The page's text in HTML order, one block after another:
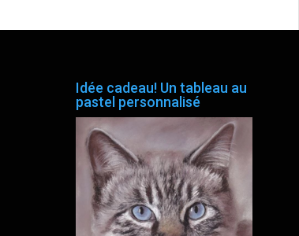
Idée cadeau! Un tableau au
pastel personnalisé